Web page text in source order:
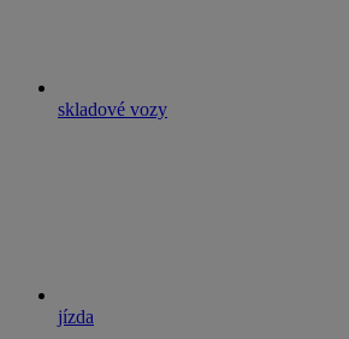
skladové vozy
jízda